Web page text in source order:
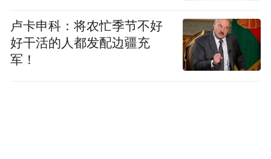
卢卡申科：将农忙季节不好
好干活的人都发配边疆充
军！